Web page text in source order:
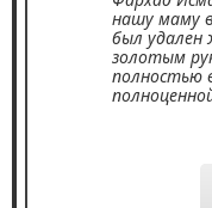
нашу маму
был удален
золотым
полностью